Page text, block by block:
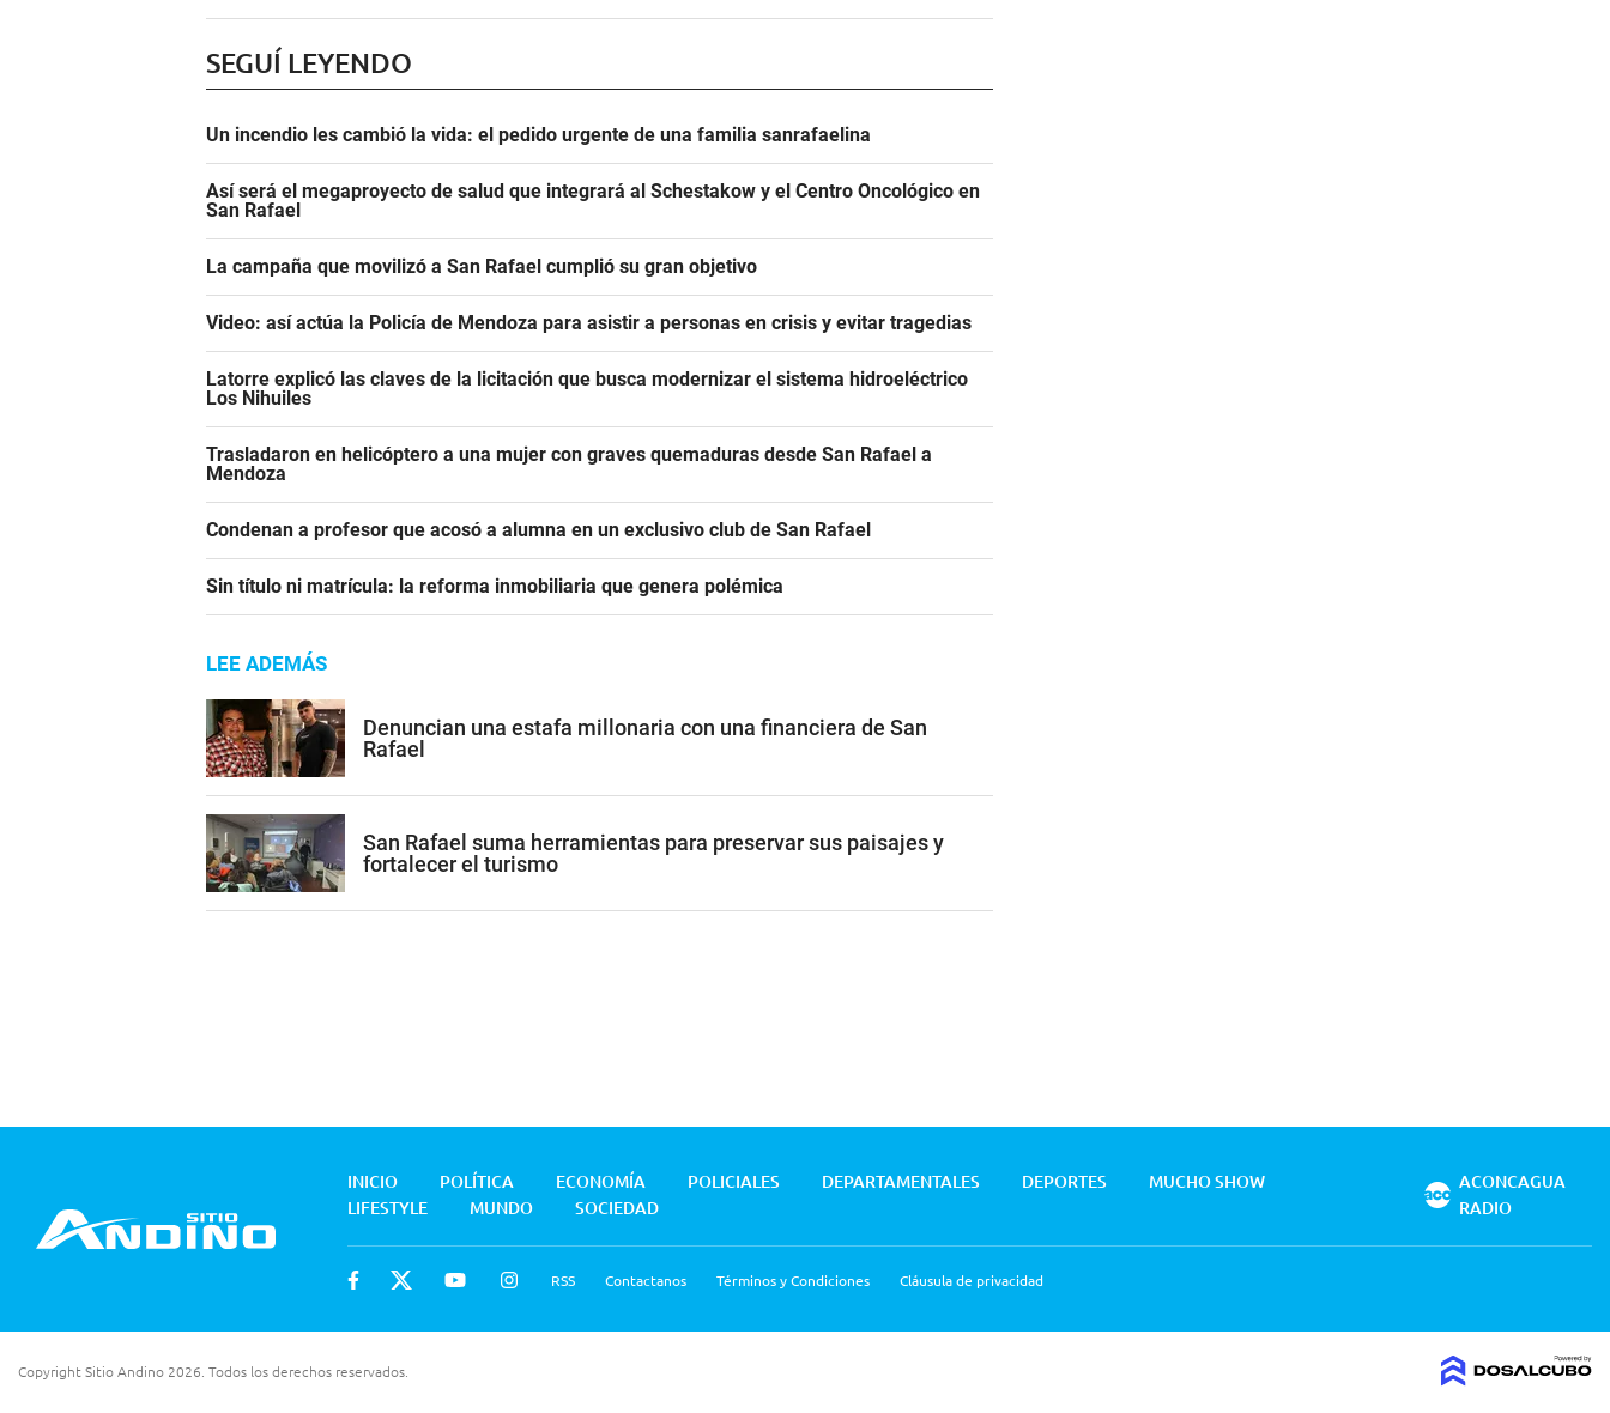
SEGUÍ LEYENDO
Un incendio les cambió la vida: el pedido urgente de una familia sanrafaelina
Así será el megaproyecto de salud que integrará al Schestakow y el Centro Oncológico en
San Rafael
La campaña que movilizó a San Rafael cumplió su gran objetivo
Video: así actúa la Policía de Mendoza para asistir a personas en crisis y evitar tragedias
Latorre explicó las claves de la licitación que busca modernizar el sistema hidroeléctrico
Los Nihuiles
Trasladaron en helicóptero a una mujer con graves quemaduras desde San Rafael a
Mendoza
Condenan a profesor que acosó a alumna en un exclusivo club de San Rafael
Sin título ni matrícula: la reforma inmobiliaria que genera polémica
LEE ADEMÁS
Denuncian una estafa millonaria con una financiera de San
Rafael
San Rafael suma herramientas para preservar sus paisajes y
fortalecer el turismo
INICIO POLÍTICA ECONOMÍA POLICIALES DEPARTAMENTALES DEPORTES
MUCHO SHOW
LIFESTYLE
MUNDO SOCIEDAD
RSS Contactanos Términos y Condiciones Cláusula de privacidad
ACONCAGUA
RADIO
Copyright Sitio Andino 2026. Todos los derechos reservados.